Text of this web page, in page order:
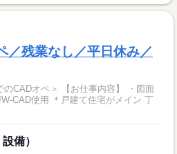
／残業なし／平日休み／
お仕事内容】 ・図面
備）